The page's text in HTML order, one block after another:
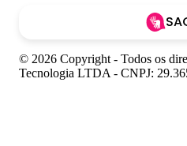
© 2026 Copyright - Todos os
Tecnologia LTDA - CNPJ: